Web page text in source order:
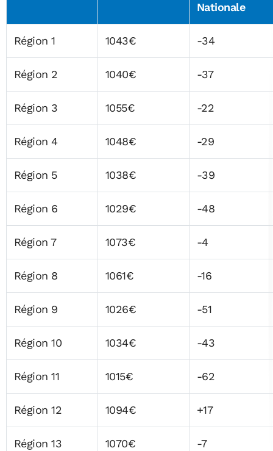
Nationale
Région 1 1043€ -34
Région 2 1040€ -37
Région 3 1055€ -22
Région 4 1048€ -29
Région 5 1038€ -39
Région 6 1029€ -48
Région 7 1073€ -4
Région 8 1061€ -16
Région 9 1026€ -51
Région 10 1034€ -43
Région 11 1015€ -62
Région 12 1094€ +17
Région 13 1070€ -7